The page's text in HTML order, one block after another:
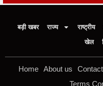
बड़ी खबर राज्य राष्ट्रीय
खेल
Home About us
Terms